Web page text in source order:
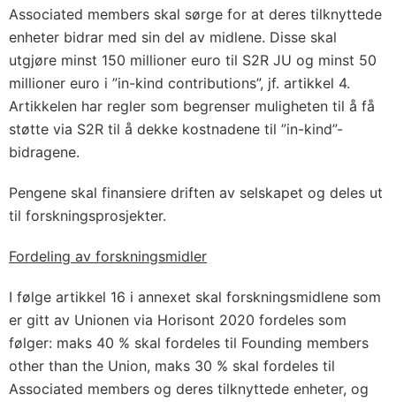
Associated members skal sørge for at deres tilknyttede
enheter bidrar med sin del av midlene. Disse skal
utgjøre minst 150 millioner euro til S2R JU og minst 50
millioner euro i ”in-kind contributions”, jf. artikkel 4.
Artikkelen har regler som begrenser muligheten til å få
støtte via S2R til å dekke kostnadene til ”in-kind”-
bidragene.
Pengene skal finansiere driften av selskapet og deles ut
til forskningsprosjekter.
Fordeling av forskningsmidler
I følge artikkel 16 i annexet skal forskningsmidlene som
er gitt av Unionen via Horisont 2020 fordeles som
følger: maks 40 % skal fordeles til Founding members
other than the Union, maks 30 % skal fordeles til
Associated members og deres tilknyttede enheter, og